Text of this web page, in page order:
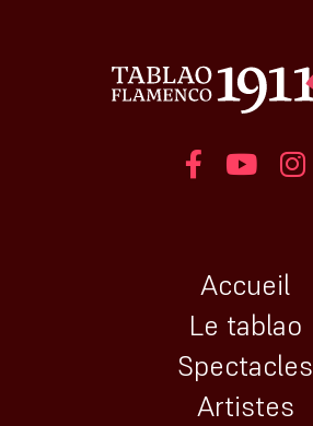
Accueil
Le tablao
Spectacles
Artistes